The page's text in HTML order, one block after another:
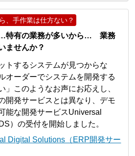
、手作業は仕方ない？
…特有の業務が多いから… 業務
ませんか？
トするシステムが見つからな
オーダーでシステムを開発する
」このようなお声にお応えし、
開発サービスとは異なり、デモ
能な開発サービスUniversal
）の受付を開始しました。
Digital Solutions（ERP開発サー